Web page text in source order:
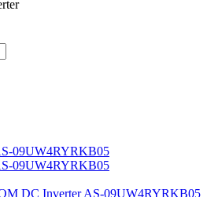
DC Inverter AS-09UW4RYRKB05